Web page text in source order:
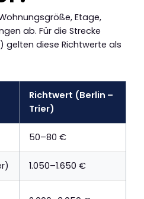
Etage,
ab. Für die Strecke
gelten diese Richtwerte als
Richtwert (Berlin –
Trier)
50–80 €
1.050–1.650 €